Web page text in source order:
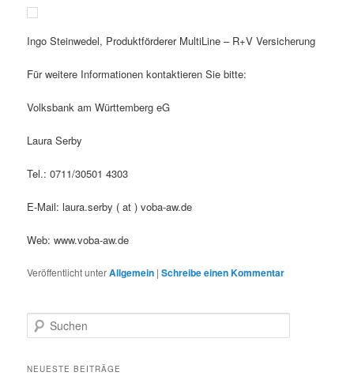
Ingo Steinwedel, Produktförderer MultiLine – R+V Versicherung
Für weitere Informationen kontaktieren Sie bitte:
Volksbank am Württemberg eG
Laura Serby
Tel.: 0711/30501 4303
E-Mail: laura.serby ( at ) voba-aw.de
Web: www.voba-aw.de
Veröffentlicht unterAllgemein |Schreibe einen Kommentar
u
h
NEUESTE BEITRÄGE